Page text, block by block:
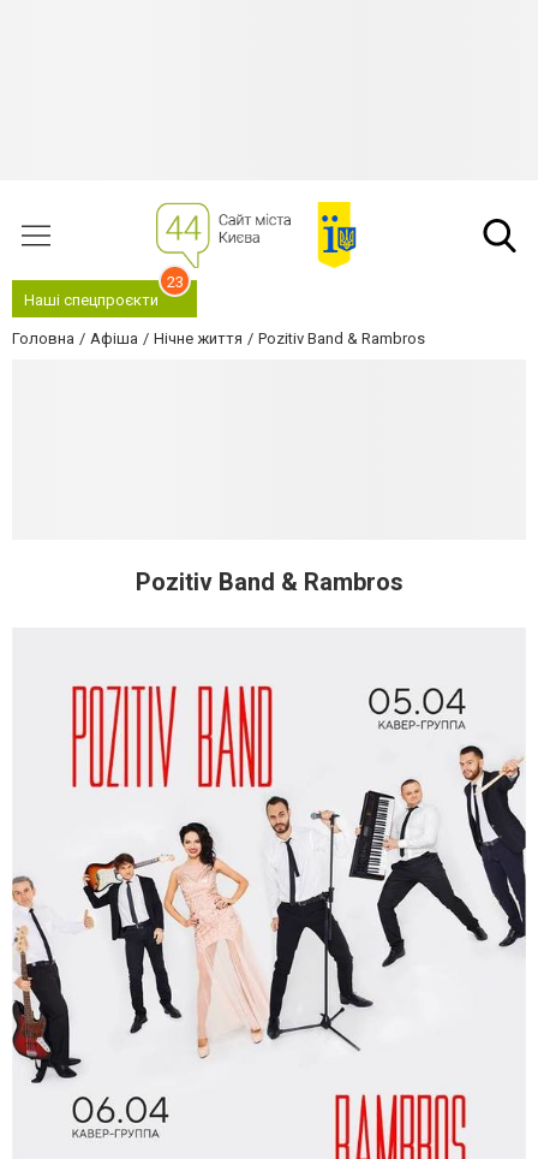
Наші спецпроєкти
23
Головна Афіша Нічне життя Pozitiv Band & Rambros
Pozitiv Band & Rambros